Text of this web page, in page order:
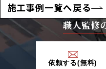
施工事例一覧へ戻る
職人監修
依頼する(無料)